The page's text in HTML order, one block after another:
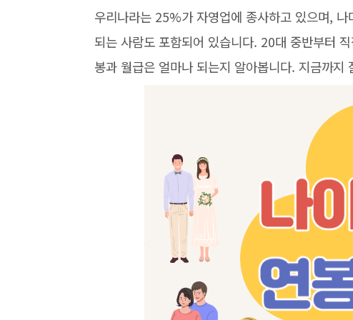
우리나라는 25%가 자영업에 종사하고 있으며,
되는 사람도 포함되어 있습니다. 20대 중반부터
봉과 월급은 얼마나 되는지 알아봅니다. 지금까지